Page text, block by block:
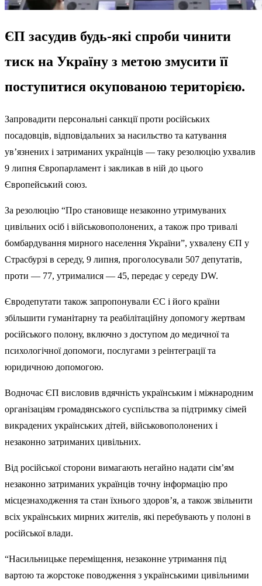
ЄП засудив будь-які спроби чинити
тиск на Україну з метою змусити її
поступитися окупованою територією.
Запровадити персональні санкції проти російських
посадовців, відповідальних за насильство та катування
ув’язнених і затриманих українців — таку резолюцію ухвалив
9 липня Європарламент і закликав в ній до цього
Європейський союз.
За резолюцію “Про становище незаконно утримуваних
цивільних осіб і військовополонених, а також про тривалі
бомбардування мирного населення України”, ухвалену ЄП у
Страсбурзі в середу, 9 липня, проголосували 507 депутатів,
проти — 77, утрималися — 45, передає у середу DW.
Євродепутати також запропонували ЄС і його країни
збільшити гуманітарну та реабілітаційну допомогу жертвам
російського полону, включно з доступом до медичної та
психологічної допомоги, послугами з реінтеграції та
юридичною допомогою.
Водночас ЄП висловив вдячність українським і міжнародним
організаціям громадянського суспільства за підтримку сімей
викрадених українських дітей, військовополонених і
незаконно затриманих цивільних.
Від російської сторони вимагають негайно надати сім’ям
незаконно затриманих українців точну інформацію про
місцезнаходження та стан їхнього здоров’я, а також звільнити
всіх українських мирних жителів, які перебувають у полоні в
російської влади.
“Насильницьке переміщення, незаконне утримання під
вартою та жорстоке поводження з українськими цивільними